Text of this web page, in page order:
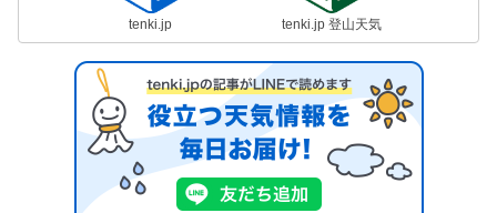
tenki.jp tenki.jp 登山天気